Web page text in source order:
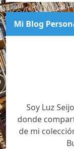
Mi Blog
Soy Luz
donde
de mi